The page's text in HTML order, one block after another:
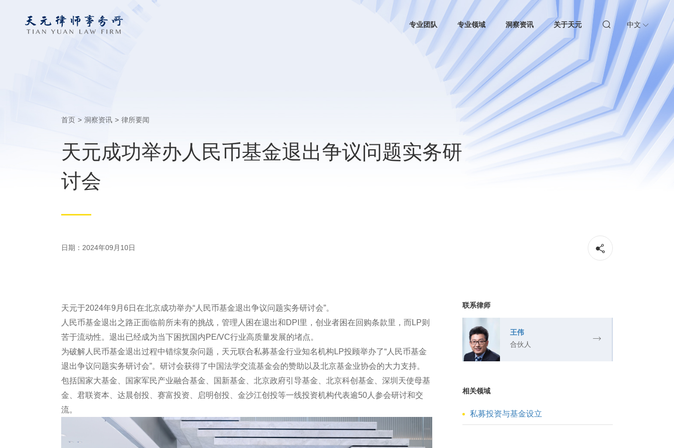
专业团队 专业领域 洞察资讯 关于天元 中文
首页 > 洞察资讯 > 律所要闻
天元成功举办人民币基金退出争议问题实务研
讨会
日期：2024年09月10日
天元于2024年9月6日在北京成功举办“人民币基金退出争议问题实务研讨会”。
人民币基金退出之路正面临前所未有的挑战，管理人困在退出和DPI里，创业者困在回购条款里，而LP则
苦于流动性。退出已经成为当下困扰国内PE/VC行业高质量发展的堵点。
为破解人民币基金退出过程中错综复杂问题，天元联合私募基金行业知名机构LP投顾举办了“人民币基金
退出争议问题实务研讨会”。研讨会获得了中国法学交流基金会的赞助以及北京基金业协会的大力支持。
包括国家大基金、国家军民产业融合基金、国新基金、北京政府引导基金、北京科创基金、深圳天使母基
金、君联资本、达晨创投、赛富投资、启明创投、金沙江创投等一线投资机构代表逾50人参会研讨和交
流。
联系律师
王伟
合伙人
相关领域
私募投资与基金设立